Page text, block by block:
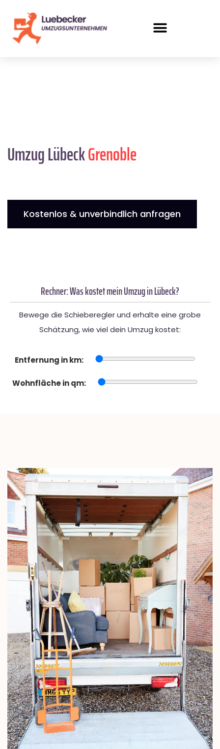
Umzug LübeckGrenoble
Kostenlos & unverbindlich anfragen
Rechner: Was kostet mein Umzug in Lübeck?
Bewege die Schieberegler und erhalte eine grobe
Schätzung, wie viel dein Umzug kostet:
Entfernung in km:
Wohnfläche in qm: